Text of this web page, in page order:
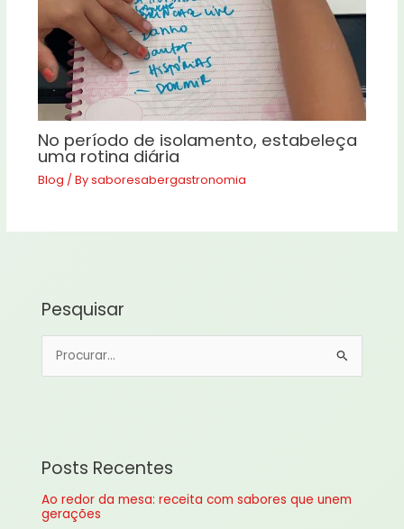
No período de isolamento, estabeleça
uma rotina diária
Blog / Bysaboresabergastronomia
Pesquisar
i
s
Posts Recentes
Ao redor da mesa: receita com sabores que unem
gerações